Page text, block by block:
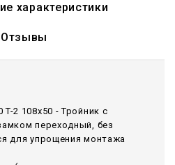
характеристики
Отзывы
2 108x50 - Тройник c
переходный, без
для упрощения монтажа